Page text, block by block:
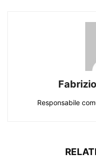
Responsabile